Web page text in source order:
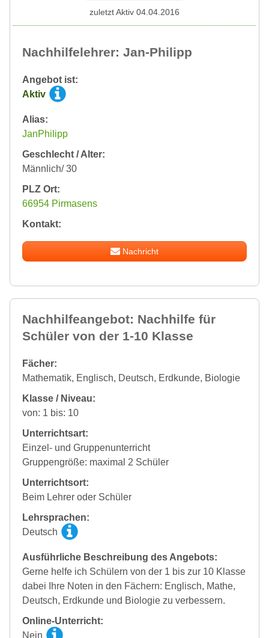
Nachhilfelehrer: Jan-Philipp
Angebot ist:
Aktiv
Alias:
JanPhilipp
Geschlecht / Alter:
Männlich/ 30
PLZ Ort:
66954 Pirmasens
Kontakt:
Nachricht
zuletzt Aktiv 04.04.2016
Nachhilfeangebot: Nachhilfe für
Schüler von der 1-10 Klasse
Fächer:
Mathematik, Englisch, Deutsch, Erdkunde, Biologie
Klasse / Niveau:
von: 1 bis: 10
Unterrichtsart:
Einzel- und Gruppenunterricht
Gruppengröße: maximal 2 Schüler
Unterrichtsort:
Beim Lehrer oder Schüler
Lehrsprachen:
Deutsch
Ausführliche Beschreibung des Angebots:
Gerne helfe ich Schülern von der 1 bis zur 10 Klasse
dabei Ihre Noten in den Fächern: Englisch, Mathe,
Deutsch, Erdkunde und Biologie zu verbessern.
Online-Unterricht:
Nein